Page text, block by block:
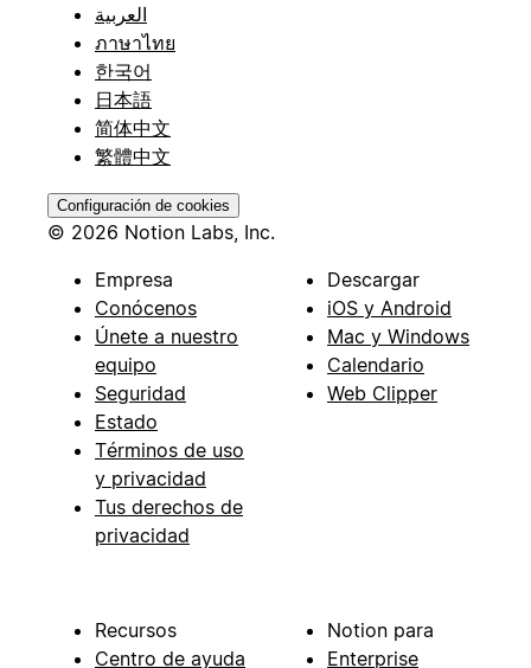
العربية
ภาษาไทย
한국어
日本語
简体中文
繁體中文
Configuración de cookies
© 2026 Notion Labs, Inc.
Empresa
Conócenos
Únete a nuestro
equipo
Seguridad
Estado
Términos de uso
y privacidad
Tus derechos de
privacidad
Descargar
iOS y Android
Mac y Windows
Calendario
Web Clipper
Recursos
Centro de ayuda
Notion para
Enterprise